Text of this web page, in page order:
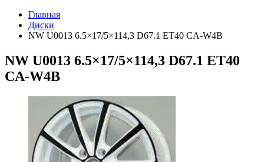
Главная
Диски
NW U0013 6.5×17/5×114,3 D67.1 ET40 CA-W4B
NW U0013 6.5×17/5×114,3 D67.1 ET40
CA-W4B